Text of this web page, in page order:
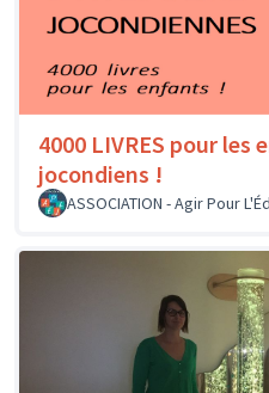
4000 LIVRES pour les
jocondiens !
ASSOCIATION - Agir Pour